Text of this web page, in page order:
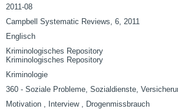
2011-08
Campbell Systematic Reviews, 6, 2011
Englisch
Kriminologisches Repository
Kriminologisches Repository
Kriminologie
360 - Soziale Probleme, Sozialdienste,
Motivation , Interview , Drogenmissbrauch